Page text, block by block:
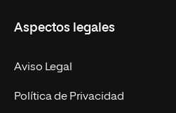
Empresa
MBA
Marketing y Comunicación
Nuestro Equipo
Contacto
Aspectos legales
Aviso Legal
Política de Privacidad